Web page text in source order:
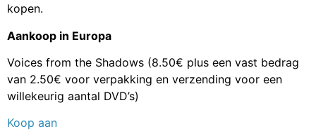
kopen.
Aankoop in Europa
Voices from the Shadows (8.50€ plus een vast bedrag
van 2.50€ voor verpakking en verzending voor een
willekeurig aantal DVD’s)
Koop aan